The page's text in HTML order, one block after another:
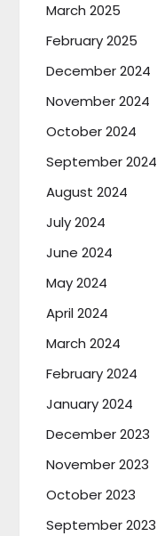
March 2025
February 2025
December 2024
November 2024
October 2024
September 2024
August 2024
July 2024
June 2024
May 2024
April 2024
March 2024
February 2024
January 2024
December 2023
November 2023
October 2023
September 2023